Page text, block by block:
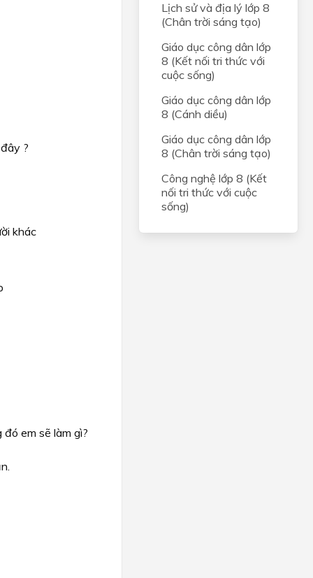
?
khác
em sẽ làm gì?
Lịch sử và địa lý lớp 8
(Chân trời sáng tạo)
Giáo dục công dân lớp
8 (Kết nối tri thức với
cuộc sống)
Giáo dục công dân lớp
8 (Cánh diều)
Giáo dục công dân lớp
8 (Chân trời sáng tạo)
Công nghệ lớp 8 (Kết
nối tri thức với cuộc
sống)